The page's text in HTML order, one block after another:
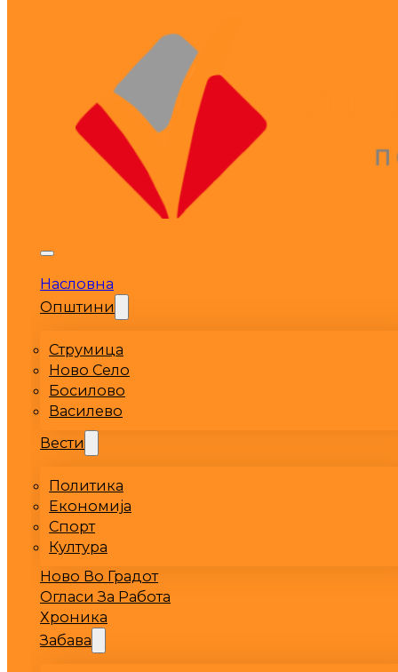
Насловна
Општини
Струмица
Ново Село
Босилово
Василево
Вести
Политика
Економија
Спорт
Култура
Ново Во Градот
Огласи За Работа
Хроника
Забава